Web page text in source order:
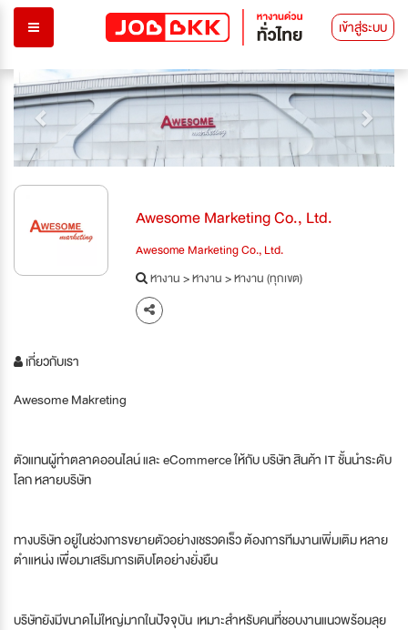
เข้าสู่ระบบ
Previous Next
Awesome Marketing Co., Ltd.
Awesome Marketing Co., Ltd.
หางาน>หางาน>หางาน (ทุกเขต)
เกี่ยวกับเรา
Awesome Makreting
ตัวแทนผู้ทำตลาดออนไลน์ และ eCommerce ให้กับ บริษัท สินค้า IT ชั้นนำระดับ
โลก หลายบริษัท
ทางบริษัท อยู่ในช่วงการขยายตัวอย่างเชรวดเร็ว ต้องการทีมงานเพิ่มเติม หลาย
ตำแหน่ง เพื่อมาเสริมการเติบโตอย่างยั่งยืน
บริษัทยังมีขนาดไม่ใหญ่มากในปัจจุบัน เหมาะสำหรับคนที่ชอบงานแนวพร้อมลุย